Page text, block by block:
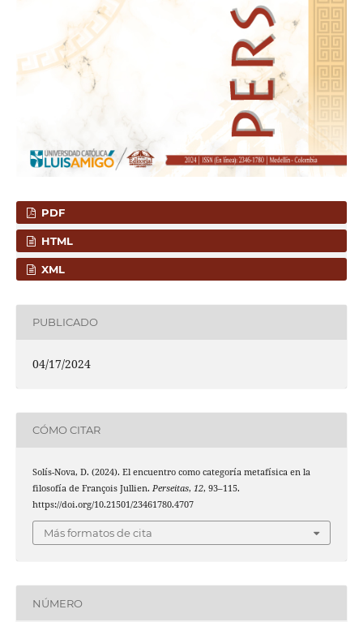
PDF
HTML
XML
PUBLICADO
04/17/2024
CÓMO CITAR
Solís-Nova, D. (2024). El encuentro como categoría metafísica en la
filosofía de François Jullien. Perseitas, 12, 93–115.
https://doi.org/10.21501/23461780.4707
Más formatos de cita
NÚMERO